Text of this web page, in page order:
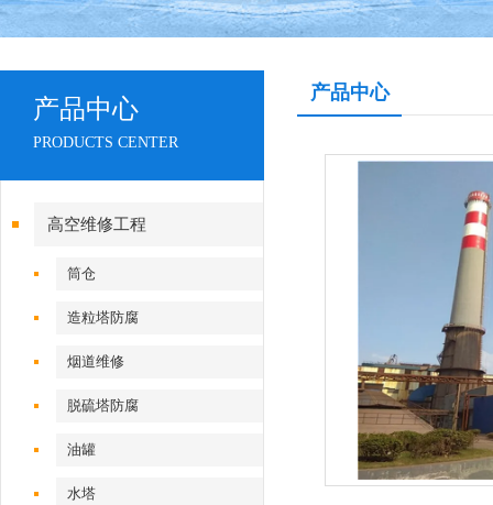
产品中心
PRODUCTS CENTER
高空维修工程
筒仓
造粒塔防腐
烟道维修
脱硫塔防腐
油罐
水塔
产品中心